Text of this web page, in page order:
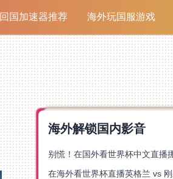
回国加速器推荐 海外玩国服游戏
海外解锁国内影音